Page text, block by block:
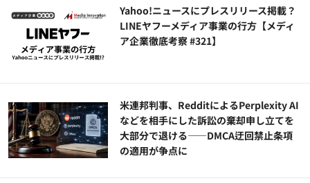
Yahoo!ニュースにプレスリリース掲載？
LINEヤフーメディア事業の行方【メディ
ア企業徹底考察 #321】
米連邦判事、RedditによるPerplexity AI
などを相手にした訴訟の棄却申し立てを
大部分で退ける——DMCA迂回禁止条項
の適用が争点に